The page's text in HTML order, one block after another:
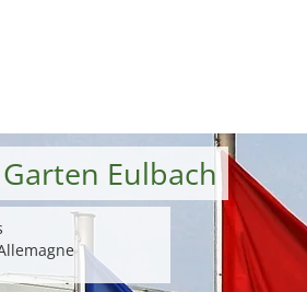
Eulbach